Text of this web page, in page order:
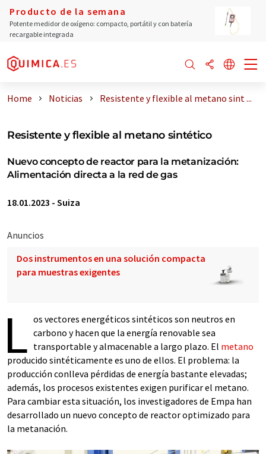
Producto de la semana
Potente medidor de oxígeno: compacto, portátil y con batería
recargable integrada
Home Noticias Resistente y flexible al metano sint ...
Resistente y flexible al metano sintético
Nuevo concepto de reactor para la metanización:
Alimentación directa a la red de gas
18.01.2023 - Suiza
Anuncios
Dos instrumentos en una solución compacta
para muestras exigentes
L os vectores energéticos sintéticos son neutros en
carbono y hacen que la energía renovable sea
transportable y almacenable a largo plazo. El metano
producido sintéticamente es uno de ellos. El problema: la
producción conlleva pérdidas de energía bastante elevadas;
además, los procesos existentes exigen purificar el metano.
Para cambiar esta situación, los investigadores de Empa han
desarrollado un nuevo concepto de reactor optimizado para
la metanación.